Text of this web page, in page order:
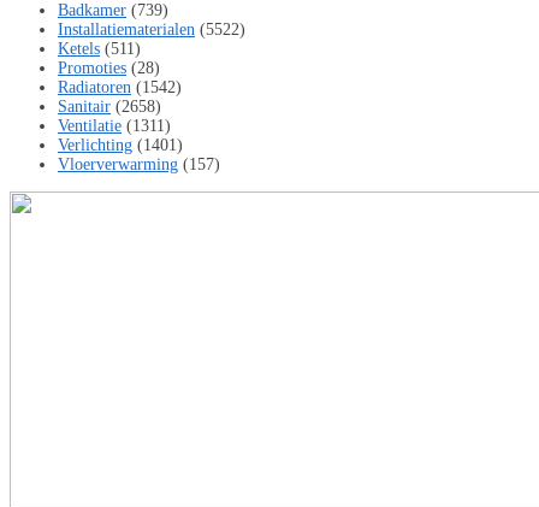
Badkamer (739)
Installatiematerialen (5522)
Ketels (511)
Promoties (28)
Radiatoren (1542)
Sanitair (2658)
Ventilatie (1311)
Verlichting (1401)
Vloerverwarming (157)